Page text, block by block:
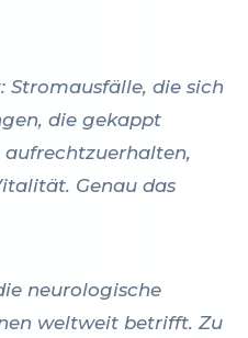
Stromausfälle, die sich
die gekappt
aufrechtzuerhalten,
Genau das
neurologische
weltweit betrifft. Zu